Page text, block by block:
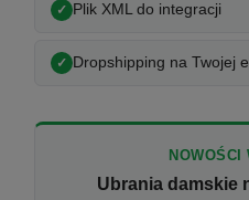
Plik XML do integracji
Dropshipping na Twojej
NOWOŚCI
Ubrania damskie